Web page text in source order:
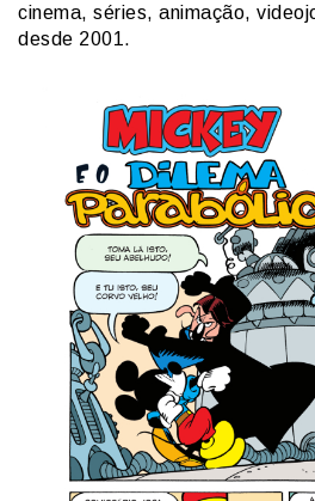
cinema, séries, animação,
desde 2001.